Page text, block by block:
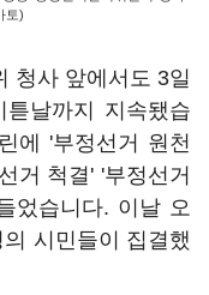
토)
청사 앞에서도 3일
날까지 지속됐습
에 '부정선거 원천
거 척결' '부정선거
었습니다. 이날 오
시민들이 집결했